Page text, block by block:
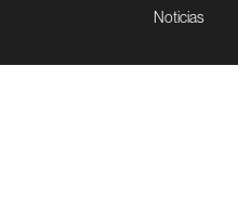
Noticias